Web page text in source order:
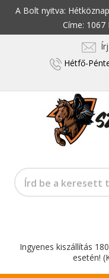
A Bolt nyitva: Hétköznap
Címe: 1067
Írj
Hétfő-
Ingyenes kiszállítás
esetén!